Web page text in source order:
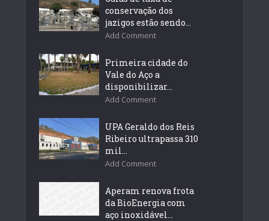
conservação dos
jazigos estão sendo...
Add Comment
Primeira cidade do
Vale do Aço a
disponibilizar...
Add Comment
UPA Geraldo dos Reis
Ribeiro ultrapassa 310
mil...
Add Comment
Aperam renova frota
da BioEnergia com
aço inoxidável...